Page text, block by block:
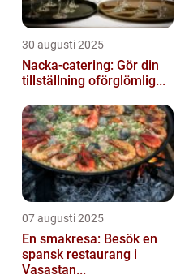
30 augusti 2025
Nacka-catering: Gör din
tillställning oförglömlig...
07 augusti 2025
En smakresa: Besök en
spansk restaurang i
Vasastan...